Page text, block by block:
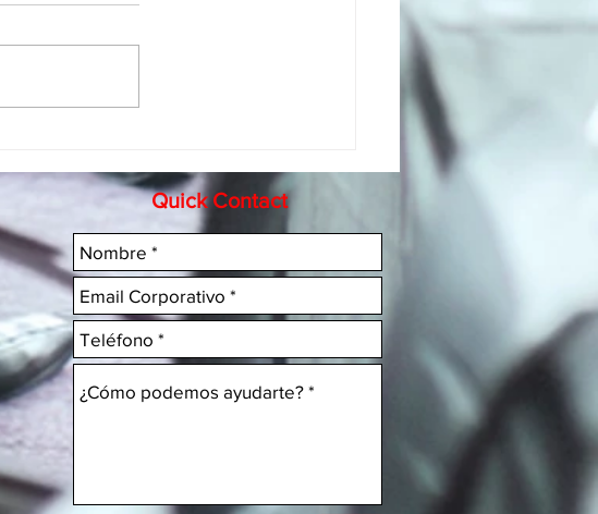
la retención de clientes
Quick Contact